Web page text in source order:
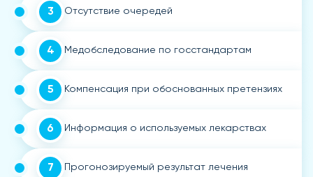
3 Отсутствие очередей
4 Медобследование по госстандартам
5 Компенсация при обоснованных претензиях
6 Информация о используемых лекарствах
7 Прогонозируемый результат лечения